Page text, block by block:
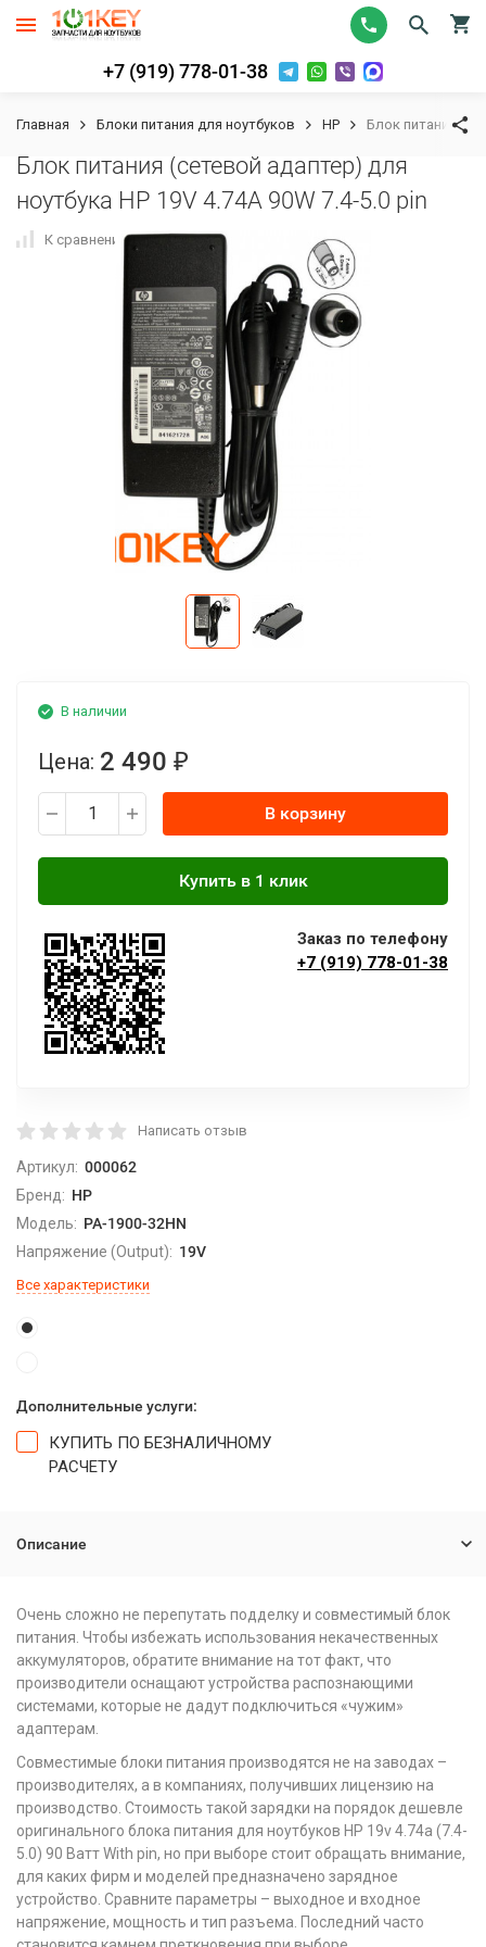
+7 (919) 778-01-38
Главная Блоки питания для ноутбуков HP Блок питания
Блок питания (сетевой адаптер) для
ноутбука HP 19V 4.74A 90W 7.4-5.0 pin
К сравнению В избранное
В наличии
Цена: 2 490 ₽
В корзину
Заказ по телефону
+7 (919) 778-01-38
Написать отзыв
Артикул: 000062
Бренд: HP
Модель: PA-1900-32HN
Напряжение (Output): 19V
Все характеристики
Дополнительные услуги:
КУПИТЬ ПО БЕЗНАЛИЧНОМУ
РАСЧЕТУ
Описание
Очень сложно не перепутать подделку и совместимый блок
питания. Чтобы избежать использования некачественных
аккумуляторов, обратите внимание на тот факт, что
производители оснащают устройства распознающими
системами, которые не дадут подключиться «чужим»
адаптерам.
Совместимые блоки питания производятся не на заводах –
производителях, а в компаниях, получивших лицензию на
производство. Стоимость такой зарядки на порядок дешевле
оригинального блока питания для ноутбуков HP 19v 4.74a (7.4-
5.0) 90 Ватт With pin, но при выборе стоит обращать внимание,
для каких фирм и моделей предназначено зарядное
устройство. Сравните параметры – выходное и входное
напряжение, мощность и тип разъема. Последний часто